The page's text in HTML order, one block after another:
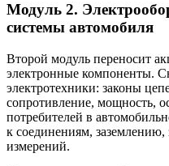
Модуль 2.
системы автомобиля
Второй модуль переносит
электронные компоненты.
электротехники: законы
сопротивление, мощность,
потребителей в
к соединениям,
измерений.